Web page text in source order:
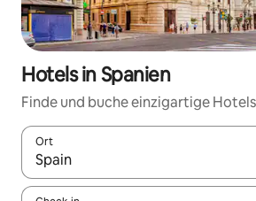
Hotels in Spanien
Finde und buche einzigartige
Ort
Wenn Ergebnisse verfügbar sind,